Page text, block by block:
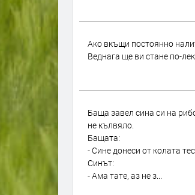
Ако вкъщи постоянно
Веднага ще ви стане по-
Баща завел сина си на
не кълвяло.
Бащата:
- Сине донеси от колата
Синът:
- Ама тате, аз не з...